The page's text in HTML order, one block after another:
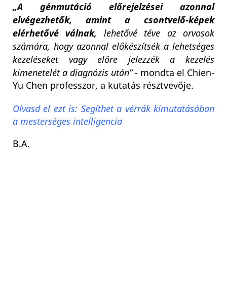
„A génmutáció előrejelzései azonnal
elvégezhetők, amint a csontvelő-képek
elérhetővé válnak, lehetővé téve az orvosok
számára, hogy azonnal előkészítsék a lehetséges
kezeléseket vagy előre jelezzék a kezelés
kimenetelét a diagnózis után”- mondta el Chien-
Yu Chen professzor, a kutatás résztvevője.
Olvasd el ezt is: Segíthet a vérrák kimutatásában
a mesterséges intelligencia
B.A.